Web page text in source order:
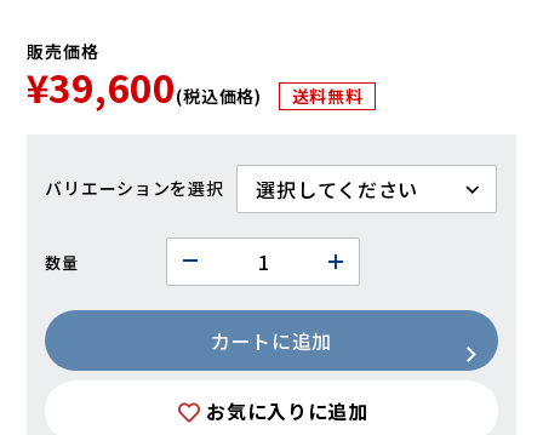
販売価格
¥39,600(税込価格) 送料無料
バリエーション
数量
カートに追加
お気に入りに追加